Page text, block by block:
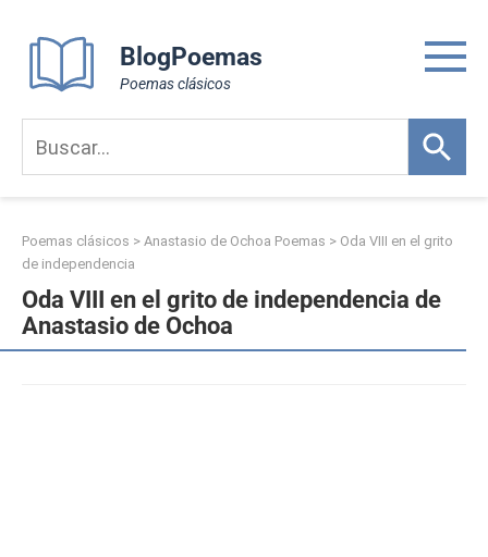
content
BlogPoemas
Poemas clásicos
Poemas clásicos > Anastasio de Ochoa Poemas > Oda VIII en el grito
de independencia
Oda VIII en el grito de independencia de
Anastasio de Ochoa